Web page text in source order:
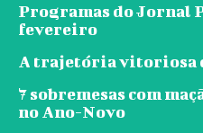
Programas do Jornal
fevereiro
A trajetória vitoriosa
7 sobremesas com
no Ano-Novo